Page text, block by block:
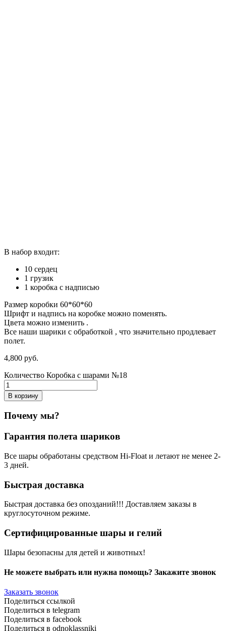
В набор входит:
10 сердец
1 грузик
1 коробка с надписью
Размер коробки 60*60*60
Шрифт и надпись на коробке можно поменять.
Цвета можно изменить .
Все наши шарики с обработкой , что значительно продлевает
полет.
4,800 руб.
Количество Коробка с шарами №18
В корзину
Почему мы?
Гарантия полета шариков
Все шары обработаны средством Hi-Float и летают не менее 2-
3 дней.
Быстрая доставка
Быстрая доставка без опозданий!!! Доставляем заказы в
круглосуточном режиме.
Сертифицированные шары и гелий
Шары безопасны для детей и животных!
Не можете выбрать или нужна помощь? Закажите звонок
Заказать звонок
Поделиться ссылкой
Поделиться в telegram
Поделиться в facebook
Поделиться в odnoklassniki